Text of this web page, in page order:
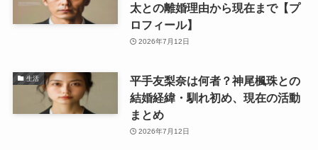
太との離婚理由から現在まで【プ
ロフィール】
2026年7月12日
生活
平手友梨奈は何者？神尾楓珠との
結婚経緯・馴れ初め、現在の活動
まとめ
2026年7月12日